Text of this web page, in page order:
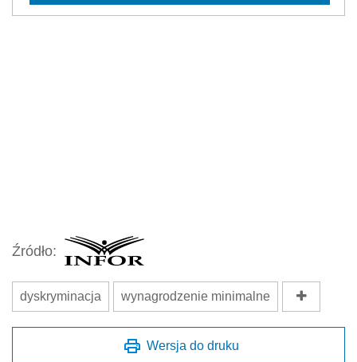
Źródło:
dyskryminacja wynagrodzenie minimalne
Wersja do druku